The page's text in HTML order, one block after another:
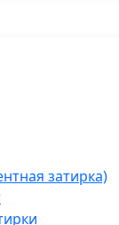
затирка)